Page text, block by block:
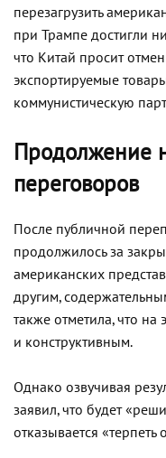
перезагрузить
при Трампе достигли
что Китай просит
экспортируемые
коммунистическую
Продолжение
переговоров
После публичной
продолжилось за
американских
другим,
также отметила, что на
и конструктивным.
Однако озвучивая
заявил, что будет
отказывается